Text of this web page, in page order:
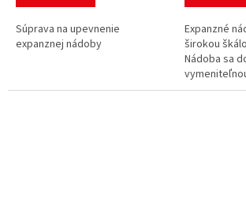
Súprava na upevnenie
expanznej nádoby
Expanzné
širokou
Nádoba sa
montáž je